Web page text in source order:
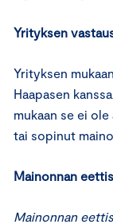
Yrityksen
Yrityksen
Haapasen
mukaan se ei
tai sopinut
Mainonnan
Mainonnan